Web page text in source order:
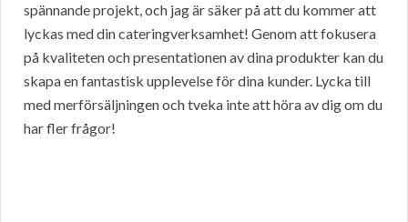
spännande projekt, och jag är säker på att du kommer att
lyckas med din cateringverksamhet! Genom att fokusera
på kvaliteten och presentationen av dina produkter kan du
skapa en fantastisk upplevelse för dina kunder. Lycka till
med merförsäljningen och tveka inte att höra av dig om du
har fler frågor!